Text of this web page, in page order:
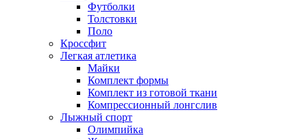
Футболки
Толстовки
Поло
Кроссфит
Легкая атлетика
Майки
Комплект формы
Комплект из готовой ткани
Компрессионный лонгслив
Лыжный спорт
Олимпийка